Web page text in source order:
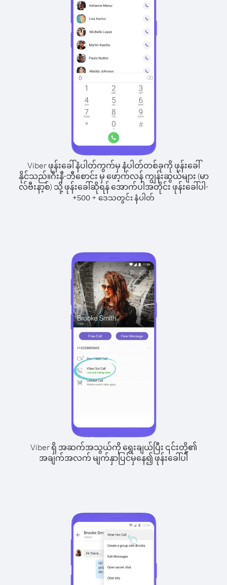
Viber ဖုန်းခေါ်နံပါတ်ကွက်မှ နံပါတ်တစ်ခုကို ဖုန်းခေါ်
နိုင်သည်။ဂီးနီ-ဘီစောင်း မှ ဖော့က်လန် ကျွန်းဆွယ်များ (မာ
လ်ဗီးနာ့စ်) သို့ ဖုန်းခေါ်ဆိုရန် အောက်ပါအတိုင်း ဖုန်းခေါ်ပါ-
+500 +ဒေသတွင်း နံပါတ်
Viber ရှိ အဆက်အသွယ်ကို ရွေးချယ်ပြီး ၎င်းတို့၏
အချက်အလက် မျက်နှာပြင်မှနေ၍ ဖုန်းခေါ်ပါ